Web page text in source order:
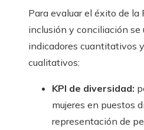
Para evaluar el éxito de la
inclusión y conciliación se
indicadores cuantitativos y
cualitativos:
KPI de diversidad:
mujeres en puestos
representación de